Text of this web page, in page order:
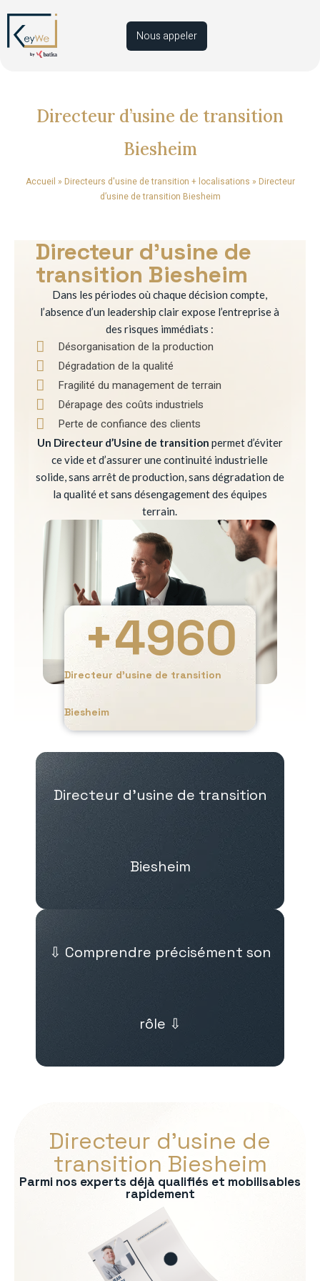
Nous appeler
Directeur d’usine de transition
Biesheim
Accueil » Directeurs d'usine de transition + localisations » Directeur
d’usine de transition Biesheim
Directeur d’usine de
transition Biesheim
Dans les périodes où chaque décision compte,
l’absence d’un leadership clair expose l’entreprise à
des risques immédiats :
Désorganisation de la production
Dégradation de la qualité
Fragilité du management de terrain
Dérapage des coûts industriels
Perte de confiance des clients
Un Directeur d’Usine de transition permet d’éviter
ce vide et d’assurer une continuité industrielle
solide, sans arrêt de production, sans dégradation de
la qualité et sans désengagement des équipes
terrain.
Directeur d’usine de transition
Biesheim
+4960
Directeur d’usine de transition
Biesheim
⇩ Comprendre précisément son
rôle ⇩
Directeur d’usine de
transition Biesheim
Parmi nos experts déjà qualifiés et mobilisables
rapidement